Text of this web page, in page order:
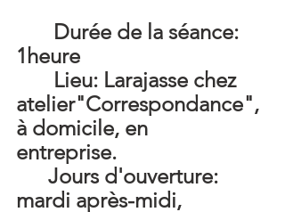
1heure
atelier"Correspondance",
à domicile, en
entreprise.
mardi après-midi,